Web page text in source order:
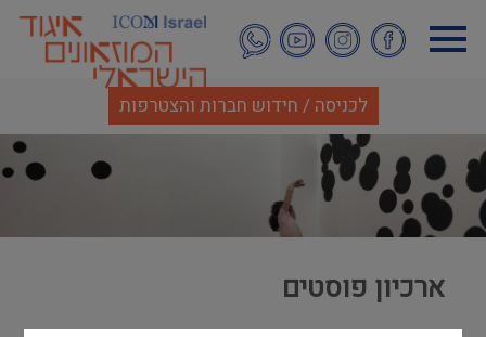
לתוכן
העיקרי
לכניסה / חידוש חברות והצטרפות
ארכיון פוסטים